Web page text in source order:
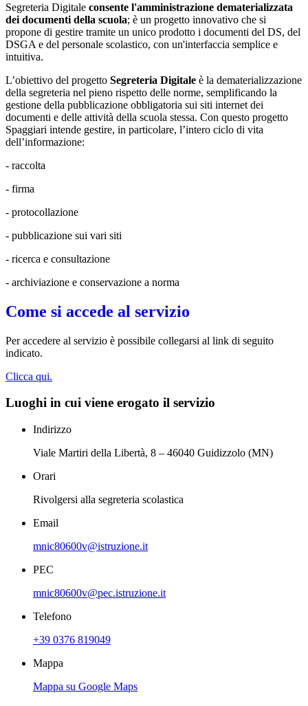
Segreteria Digitale consente l'amministrazione dematerializzata
dei documenti della scuola; è un progetto innovativo che si
propone di gestire tramite un unico prodotto i documenti del DS, del
DSGA e del personale scolastico, con un'interfaccia semplice e
intuitiva.
L’obiettivo del progetto Segreteria Digitale è la dematerializzazione
della segreteria nel pieno rispetto delle norme, semplificando la
gestione della pubblicazione obbligatoria sui siti internet dei
documenti e delle attività della scuola stessa. Con questo progetto
Spaggiari intende gestire, in particolare, l’intero ciclo di vita
dell’informazione:
- raccolta
- firma
- protocollazione
- pubblicazione sui vari siti
- ricerca e consultazione
- archiviazione e conservazione a norma
Come si accede al servizio
Per accedere al servizio è possibile collegarsi al link di seguito
indicato.
Clicca qui.
Luoghi in cui viene erogato il servizio
Indirizzo
Viale Martiri della Libertà, 8 – 46040 Guidizzolo (MN)
Orari
Rivolgersi alla segreteria scolastica
Email
mnic80600v@istruzione.it
PEC
mnic80600v@pec.istruzione.it
Telefono
+39 0376 819049
Mappa
Mappa su Google Maps